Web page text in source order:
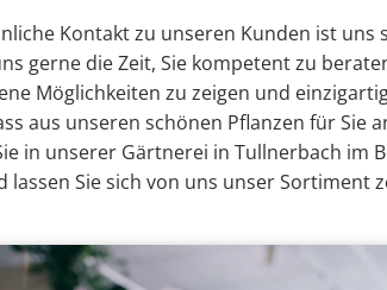
Kontakt zu unseren Kunden ist uns
gerne die Zeit, Sie kompetent zu
Möglichkeiten zu zeigen und
aus unseren schönen Pflanzen für Sie
in unserer Gärtnerei in Tullnerbach im
lassen Sie sich von uns unser Sortiment